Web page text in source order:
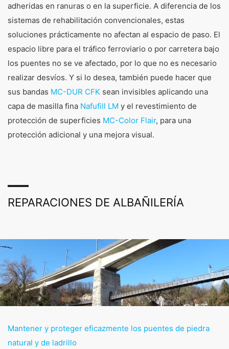
adheridas en ranuras o en la superficie. A diferencia de los
sistemas de rehabilitación convencionales, estas
soluciones prácticamente no afectan al espacio de paso. El
espacio libre para el tráfico ferroviario o por carretera bajo
los puentes no se ve afectado, por lo que no es necesario
realizar desvíos. Y si lo desea, también puede hacer que
sus bandas MC-DUR CFK sean invisibles aplicando una
capa de masilla fina Nafufill LM y el revestimiento de
protección de superficies MC-Color Flair, para una
protección adicional y una mejora visual.
REPARACIONES DE ALBAÑILERÍA
Mantener y proteger eficazmente los puentes de piedra
natural y de ladrillo